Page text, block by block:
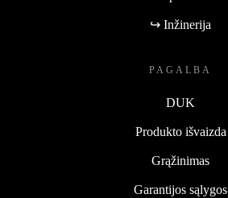
↪ Inžinerija
PAGALBA
DUK
Produkto išvaizda
Grąžinimas
Garantijos sąlygos